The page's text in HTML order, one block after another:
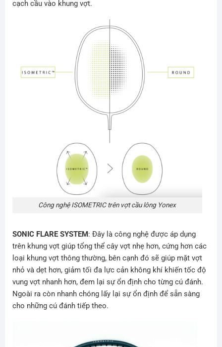
cạch cầu vào khung vợt.
Công nghệ ISOMETRIC trên vợt cầu lông Yonex
SONIC FLARE SYSTEM: Đây là công nghệ được áp dụng
trên khung vợt giúp tổng thể cây vợt nhẹ hơn, cứng hơn các
loại khung vợt thông thường, bên cạnh đó sẽ giúp mặt vợt
nhỏ và dẹt hơn, giảm tối đa lực cản không khí khiến tốc độ
vung vợt nhanh hơn, đem lại sự ổn định cho từng cú đánh.
Ngoài ra còn nhanh chóng lấy lại sự ổn định để sẵn sàng
cho những cú đánh tiếp theo.